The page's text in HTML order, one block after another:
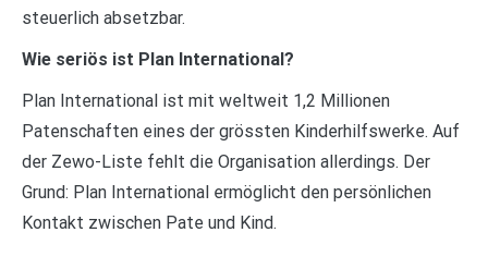
steuerlich absetzbar.
Wie seriös ist Plan International?
Plan International ist mit weltweit 1,2 Millionen
Patenschaften eines der grössten Kinderhilfswerke. Auf
der Zewo-Liste fehlt die Organisation allerdings. Der
Grund: Plan International ermöglicht den persönlichen
Kontakt zwischen Pate und Kind.